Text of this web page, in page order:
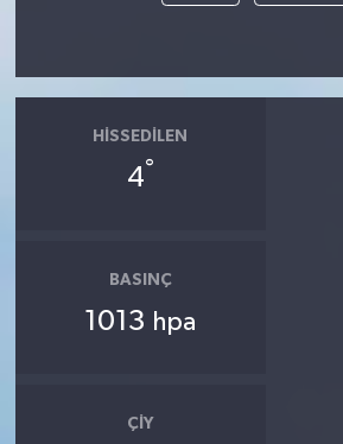
HISSEDILEN
4°
BASINÇ
1013 hpa
ÇIY